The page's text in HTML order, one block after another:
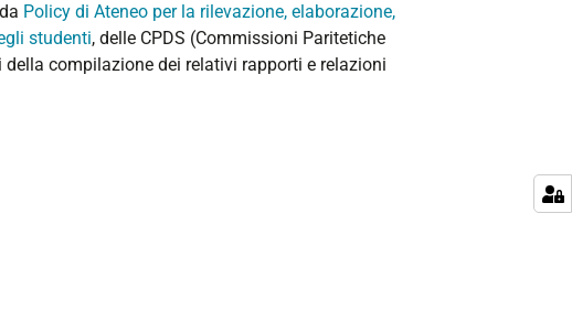
Policy di Ateneo per la rilevazione, elaborazione,
studenti, delle CPDS (Commissioni Paritetiche
compilazione dei relativi rapporti e relazioni